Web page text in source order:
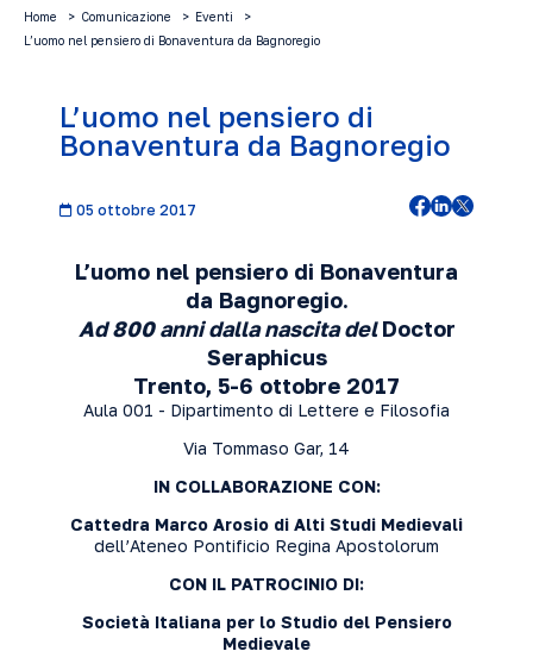
Home Comunicazione
Eventi
L’uomo nel pensiero di Bonaventura da Bagnoregio
L’uomo nel pensiero di
Bonaventura da Bagnoregio
05 ottobre 2017
L’uomo nel pensiero di Bonaventura
da Bagnoregio.
Ad 800 anni dalla nascita delDoctor
Seraphicus
Trento, 5-6 ottobre 2017
Aula 001 - Dipartimento di Lettere e Filosofia
Via Tommaso Gar, 14
IN COLLABORAZIONE CON:
Cattedra Marco Arosio di Alti Studi Medievali
dell’Ateneo Pontificio Regina Apostolorum
CON IL PATROCINIO DI:
Società Italiana per lo Studio del Pensiero
Medievale